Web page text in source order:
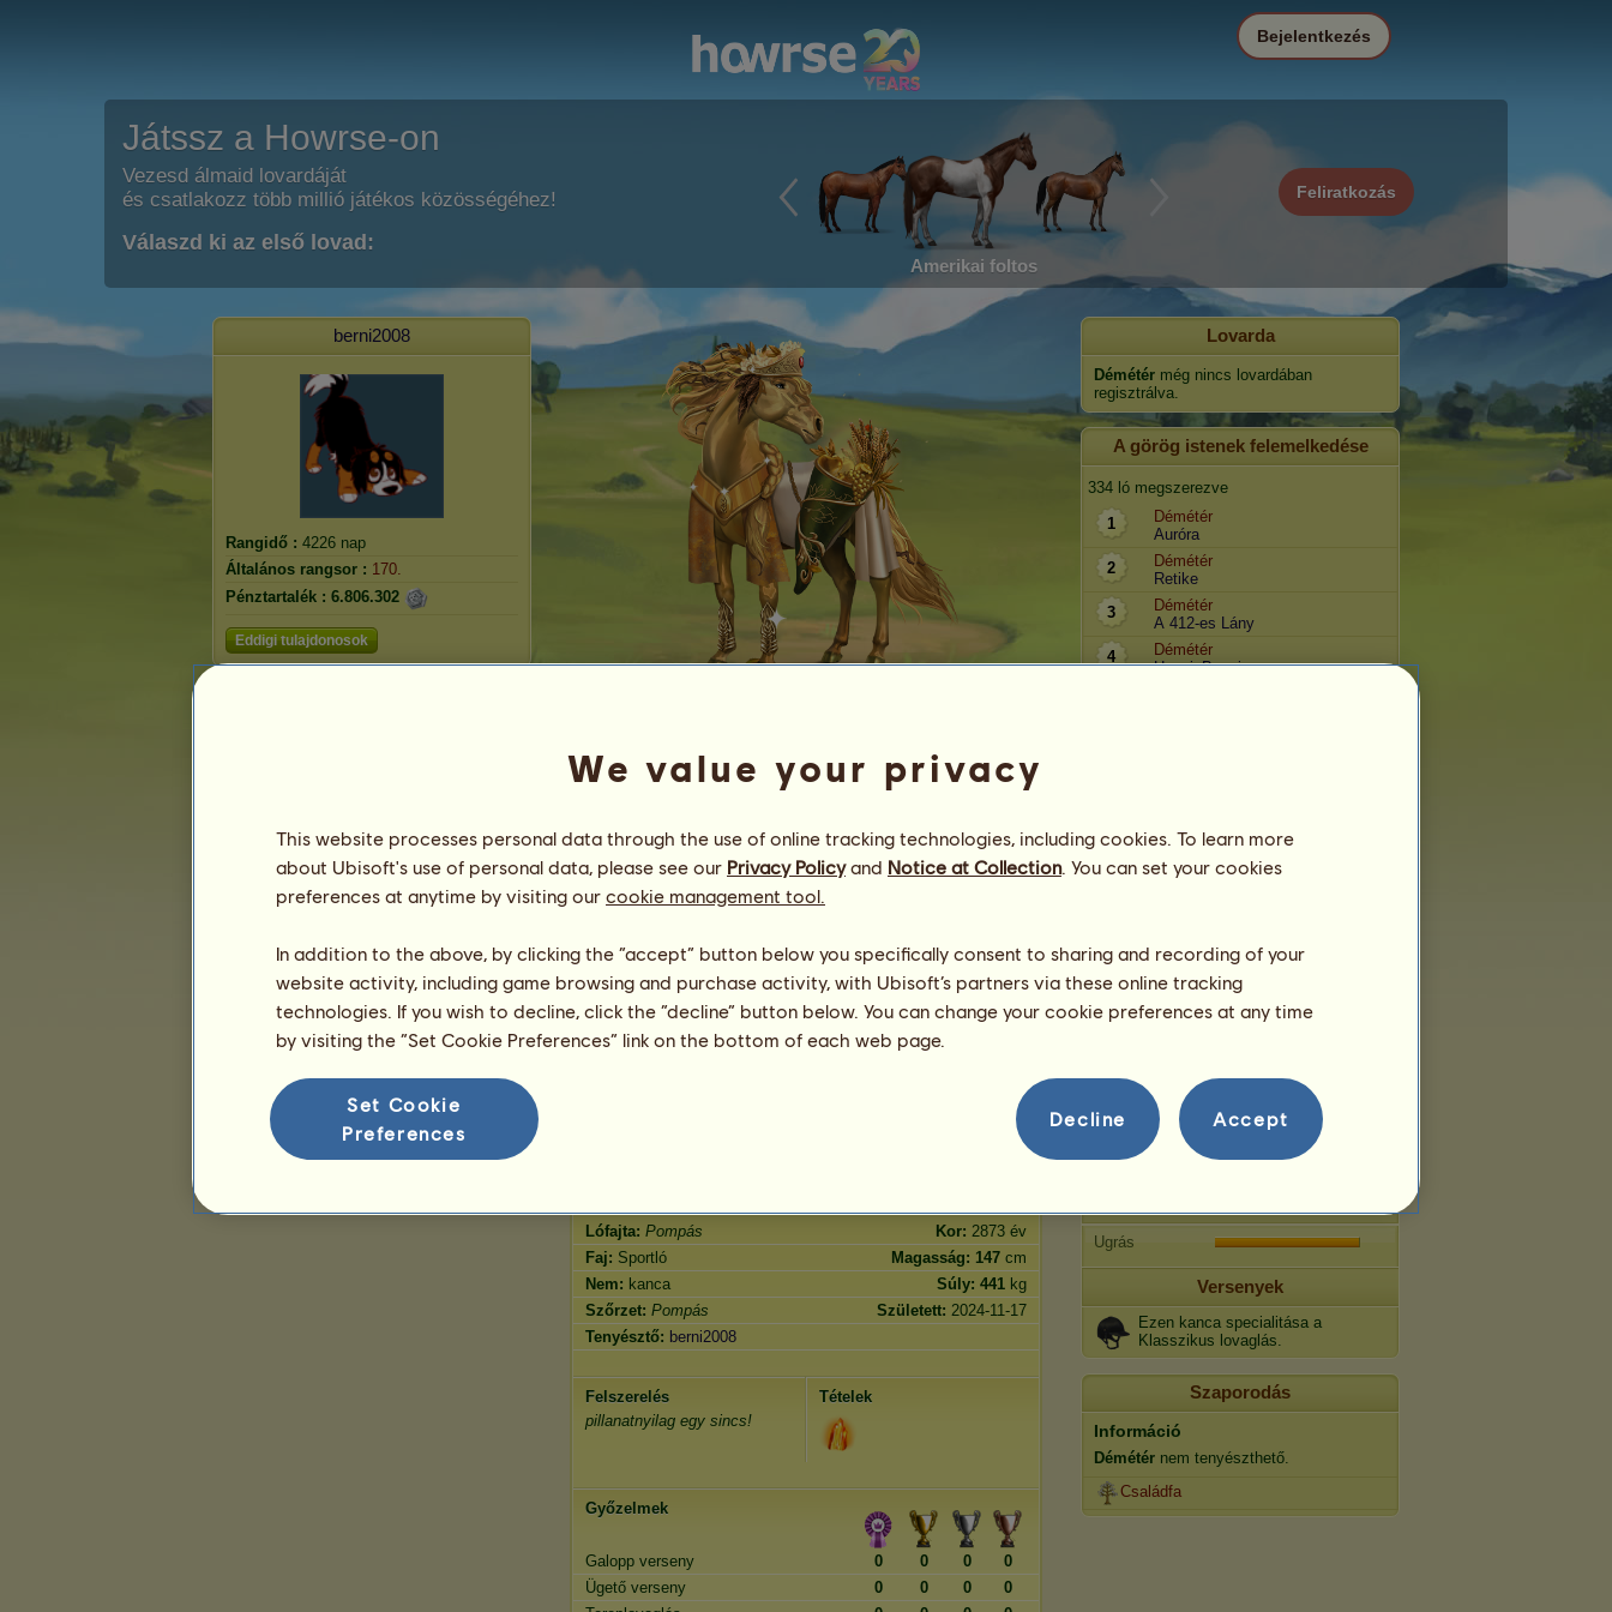
Játssz a Howrse-on
Vezesd álmaid lovardáját
és csatlakozz több millió játékos közösségéhez!
Válaszd ki az első lovad:
Amerikai foltos
Feliratkozás
Bejelentkezés
berni2008
Rangidő : 4226 nap
Általános rangsor : 170.
Pénztartalék : 6.806.302
Eddigi tulajdonosok
Démétér
Berni's Dream
Energia 100%
Hangulat
Állóképesség
4949.89
Gyorsaság
4478.47
Díjlovaglás
4478.47
8721.24
Lófajta: Pompás Kor: 2873 év
Faj: Sportló Magasság: 147 cm
Nem: kanca Súly: 441 kg
Szőrzet: Pompás Született: 2024-11-17
Tenyésztő: berni2008
Felszerelés
pillanatnyilag egy sincs!
Tételek
Győzelmek
Galopp verseny 0 0 0
0
Ügető verseny
0 0 0
0
Lovarda
Démétér még nincs lovardában
regisztrálva.
A görög istenek felemelkedése
334 ló megszerezve
1
Démétér
Auróra
2
Démétér
Retike
3
Démétér
A 412-es Lány
4
Démétér
HongieBongie
8
yurcak
9
Démétér
Tréning
Gyorsaság
Díjlovaglás
Galopp
Ugrás
Versenyek
Ezen kanca specialitása a
Klasszikus lovaglás.
Szaporodás
Információ
Démétér nem tenyészthető.
Családfa
We value your privacy
This website processes personal data through the use of online tracking technologies, including cookies. To learn more
about Ubisoft's use of personal data, please see our Privacy Policyand Notice at Collection. You can set your cookies
preferences at anytime by visiting our cookie management tool.
In addition to the above, by clicking the “accept” button below you specifically consent to sharing and recording of your
website activity, including game browsing and purchase activity, with Ubisoft’s partners via these online tracking
technologies. If you wish to decline, click the “decline” button below. You can change your cookie preferences at any time
by visiting the “Set Cookie Preferences” link on the bottom of each web page.
Set Cookie
Preferences
Decline Accept